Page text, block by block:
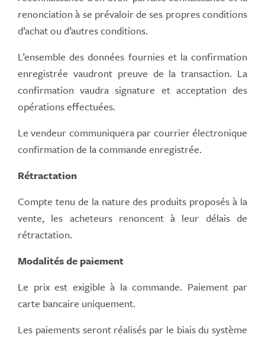
renonciation à se prévaloir de ses propres conditions
d’achat ou d’autres conditions.
L’ensemble des données fournies et la confirmation
enregistrée vaudront preuve de la transaction. La
confirmation vaudra signature et acceptation des
opérations effectuées.
Le vendeur communiquera par courrier électronique
confirmation de la commande enregistrée.
Rétractation
Compte tenu de la nature des produits proposés à la
vente, les acheteurs renoncent à leur délais de
rétractation.
Modalités de paiement
Le prix est exigible à la commande. Paiement par
carte bancaire uniquement.
Les paiements seront réalisés par le biais du système